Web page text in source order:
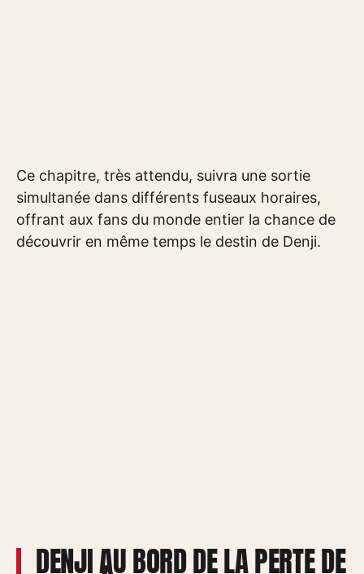
Ce chapitre, très attendu, suivra une sortie
simultanée dans différents fuseaux horaires,
offrant aux fans du monde entier la chance de
découvrir en même temps le destin de Denji.
DENJI AU BORD DE LA PERTE DE